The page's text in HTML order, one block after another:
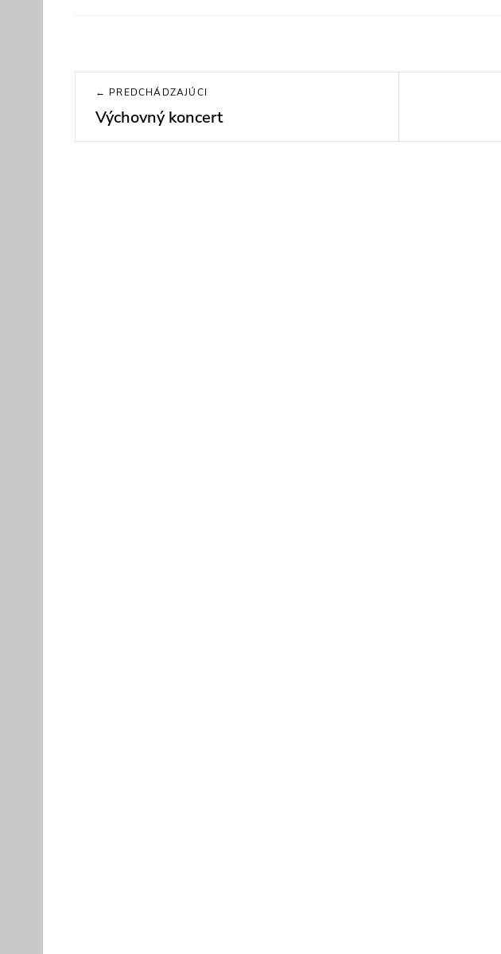
Navigácia
článku
← PREDCHÁDZAJÚCI
Previous
post:
Výchovný koncert